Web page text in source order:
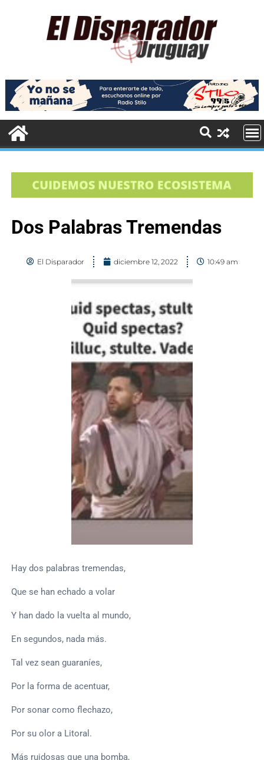
Dos Palabras Tremendas
El Disparador diciembre 12, 2022 10:49 am
Hay dos palabras tremendas,
Que se han echado a volar
Y han dado la vuelta al mundo,
En segundos, nada más.
Tal vez sean guaraníes,
Por la forma de acentuar,
Por sonar como flechazo,
Por su olor a Litoral.
Más ruidosas que una bomba,